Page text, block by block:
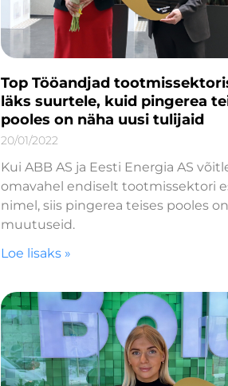
Top Tööandjad
läks suurtele, kuid pingerea
pooles on näha uusi tulijaid
20/01/2022
Kui ABB AS ja Eesti Energia AS
omavahel endiselt tootmissektori
nimel, siis pingerea teises pooles
muutuseid.
Loe lisaks »